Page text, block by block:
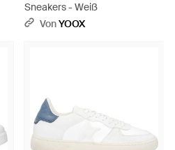
Sneakers - Weiß
VonYOOX